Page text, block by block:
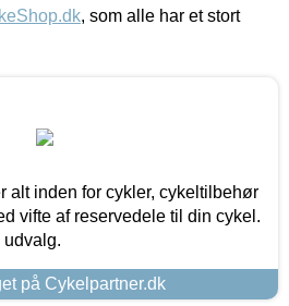
, som alle har et stort
alt inden for cykler, cykeltilbehør
vifte af reservedele til din cykel.
udvalg.
på Cykelpartner.dk